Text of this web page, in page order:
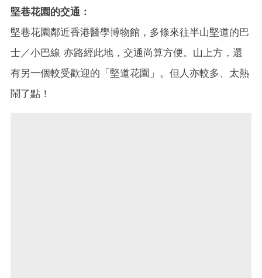
堅巷花園的交通：
堅巷花園鄰近香港醫學博物館，多條來往半山堅道的巴
士／小巴線 亦路經此地，交通尚算方便。山上方，還
有另一個較受歡迎的「堅道花園」。但人亦較多、太熱
鬧了點！